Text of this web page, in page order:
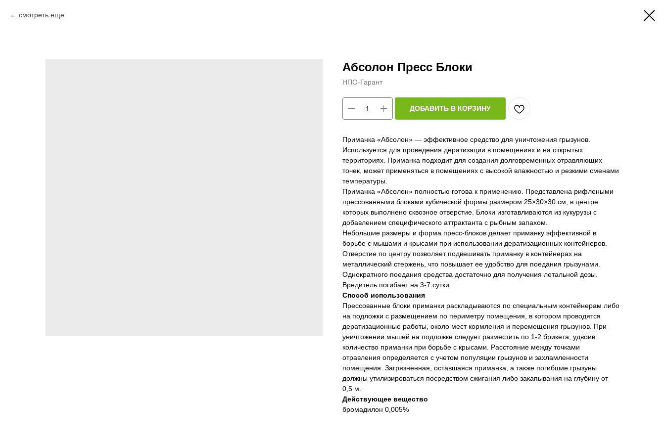
смотреть еще
Абсолон Пресс Блоки
НПО-Гарант
ДОБАВИТЬ В КОРЗИНУ
Приманка «Абсолон» — эффективное средство для уничтожения грызунов.
Используется для проведения дератизации в помещениях и на открытых
территориях. Приманка подходит для создания долговременных отравляющих
точек, может применяться в помещениях с высокой влажностью и резкими сменами
температуры.
Приманка «Абсолон» полностью готова к применению. Представлена рифлеными
прессованными блоками кубической формы размером 25×30×30 см, в центре
которых выполнено сквозное отверстие. Блоки изготавливаются из кукурузы с
добавлением специфического аттрактанта с рыбным запахом.
Небольшие размеры и форма пресс-блоков делает приманку эффективной в
борьбе с мышами и крысами при использовании дератизационных контейнеров.
Отверстие по центру позволяет подвешивать приманку в контейнерах на
металлический стержень, что повышает ее удобство для поедания грызунами.
Однократного поедания средства достаточно для получения летальной дозы.
Вредитель погибает на 3-7 сутки.
Способ использования
Прессованные блоки приманки раскладываются по специальным контейнерам либо
на подложки с размещением по периметру помещения, в котором проводятся
дератизационные работы, около мест кормления и перемещения грызунов. При
уничтожении мышей на подложке следует разместить по 1-2 брикета, удвоив
количество приманки при борьбе с крысами. Расстояние между точками
отравления определяется с учетом популяции грызунов и захламленности
помещения. Загрязненная, оставшаяся приманка, а также погибшие грызуны
должны утилизироваться посредством сжигания либо закапывания на глубину от
0,5 м.
Действующее вещество
бромадилон 0,005%